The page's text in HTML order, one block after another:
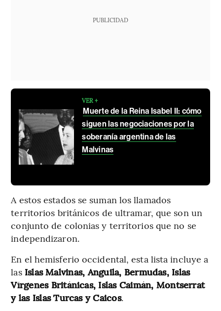
PUBLICIDAD
VER +
Muerte de la Reina Isabel II: cómo
siguen las negociaciones por la
soberanía argentina de las
Malvinas
A estos estados se suman los llamados
territorios británicos de ultramar, que son un
conjunto de colonias y territorios que no se
independizaron.
En el hemisferio occidental, esta lista incluye a
las Islas Malvinas, Anguila, Bermudas, Islas
Vírgenes Británicas, Islas Caimán, Montserrat
y las Islas Turcas y Caicos.